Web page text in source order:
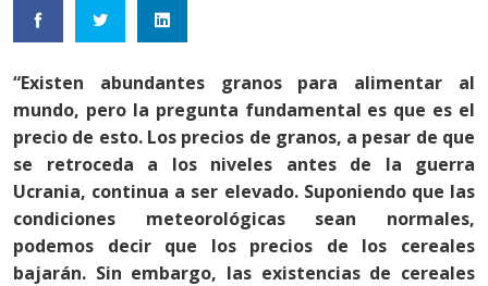
“Existen abundantes granos para alimentar al
mundo, pero la pregunta fundamental es que es el
precio de esto. Los precios de granos, a pesar de que
se retroceda a los niveles antes de la guerra
Ucrania, continua a ser elevado. Suponiendo que las
condiciones meteorológicas sean normales,
podemos decir que los precios de los cereales
bajarán. Sin embargo, las existencias de cereales